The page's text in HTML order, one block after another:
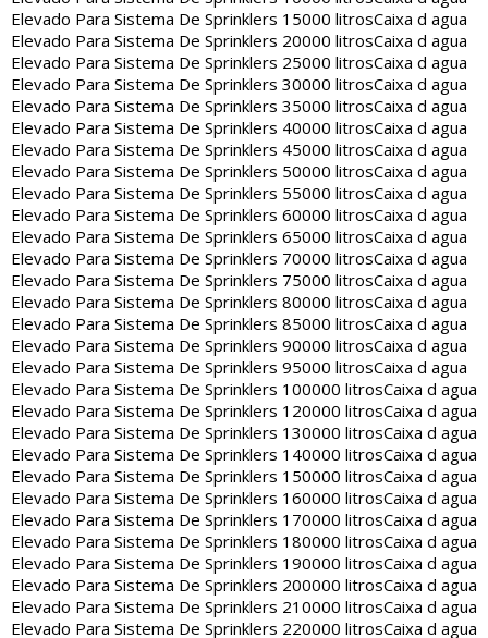
Elevado Para Sistema De Sprinklers 15000 litrosCaixa d agua
Elevado Para Sistema De Sprinklers 20000 litrosCaixa d agua
Elevado Para Sistema De Sprinklers 25000 litrosCaixa d agua
Elevado Para Sistema De Sprinklers 30000 litrosCaixa d agua
Elevado Para Sistema De Sprinklers 35000 litrosCaixa d agua
Elevado Para Sistema De Sprinklers 40000 litrosCaixa d agua
Elevado Para Sistema De Sprinklers 45000 litrosCaixa d agua
Elevado Para Sistema De Sprinklers 50000 litrosCaixa d agua
Elevado Para Sistema De Sprinklers 55000 litrosCaixa d agua
Elevado Para Sistema De Sprinklers 60000 litrosCaixa d agua
Elevado Para Sistema De Sprinklers 65000 litrosCaixa d agua
Elevado Para Sistema De Sprinklers 70000 litrosCaixa d agua
Elevado Para Sistema De Sprinklers 75000 litrosCaixa d agua
Elevado Para Sistema De Sprinklers 80000 litrosCaixa d agua
Elevado Para Sistema De Sprinklers 85000 litrosCaixa d agua
Elevado Para Sistema De Sprinklers 90000 litrosCaixa d agua
Elevado Para Sistema De Sprinklers 95000 litrosCaixa d agua
Elevado Para Sistema De Sprinklers 100000 litrosCaixa d agua
Elevado Para Sistema De Sprinklers 120000 litrosCaixa d agua
Elevado Para Sistema De Sprinklers 130000 litrosCaixa d agua
Elevado Para Sistema De Sprinklers 140000 litrosCaixa d agua
Elevado Para Sistema De Sprinklers 150000 litrosCaixa d agua
Elevado Para Sistema De Sprinklers 160000 litrosCaixa d agua
Elevado Para Sistema De Sprinklers 170000 litrosCaixa d agua
Elevado Para Sistema De Sprinklers 180000 litrosCaixa d agua
Elevado Para Sistema De Sprinklers 190000 litrosCaixa d agua
Elevado Para Sistema De Sprinklers 200000 litrosCaixa d agua
Elevado Para Sistema De Sprinklers 210000 litrosCaixa d agua
Elevado Para Sistema De Sprinklers 220000 litrosCaixa d agua